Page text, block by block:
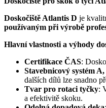
Doskočiště Atlantis D je
používaným při výrobě
Hlavní vlastnosti a výhody
Certifikace ČAS:
Stavebnicový systém
dalších dílů lze snadno
Tvar pro rotaci tyčky:
a efektivitě skoku.